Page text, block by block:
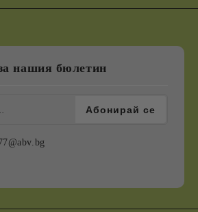
нашия бюлетин